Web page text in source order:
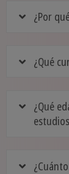
¿Por
¿Qué
¿Qué